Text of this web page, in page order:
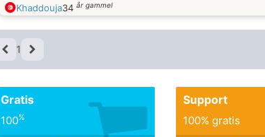
Khaddouja34 år gammel
1
Gratis
100%
Support
100% gratis